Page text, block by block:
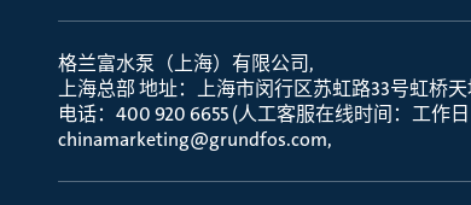
格兰富水泵（上海）有限公司
上海总部 地址：上海市闵行区苏虹路33号虹桥天
电话：400 920 6655 (人工客服在线时间：工作日
chinamarketing@grundfos.com